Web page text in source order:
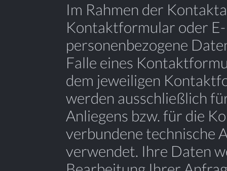
Im Rahmen der
Kontaktformular oder
personenbezogene
Falle eines
dem jeweiligen
werden ausschließlich
Anliegens bzw. für die
verbundene technische
verwendet. Ihre Daten